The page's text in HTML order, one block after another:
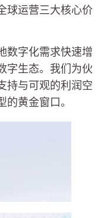
球运营三大核心价
数字化需求快速增
字生态。我们为伙
持与可观的利润空
黄金窗口。